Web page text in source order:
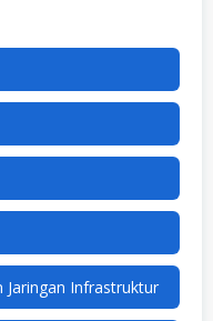
Infrastruktur